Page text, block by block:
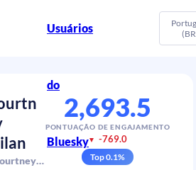
Usuários
do
Bluesky
@courtneymilan.com
2,693.5
PONTUAÇÃO DE ENGAJAMENTO
▼ -769.0
Top0.1%